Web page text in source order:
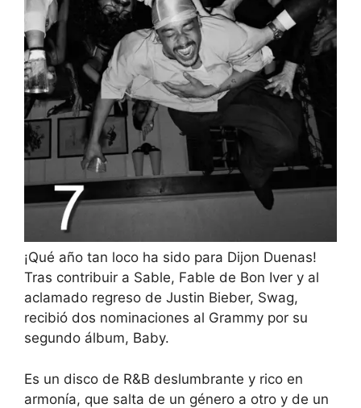
¡Qué año tan loco ha sido para Dijon Duenas!
Tras contribuir a Sable, Fable de Bon Iver y al
aclamado regreso de Justin Bieber, Swag,
recibió dos nominaciones al Grammy por su
segundo álbum, Baby.
Es un disco de R&B deslumbrante y rico en
armonía, que salta de un género a otro y de un